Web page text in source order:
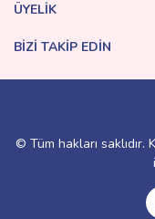
ÜYELİK
BİZİ TAKİP EDİN
© Tüm hakları saklıdır.